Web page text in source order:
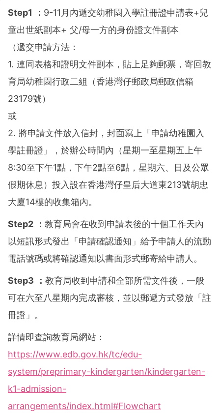
Step1 ： 9-11月內遞交幼稚園入學註冊證申請表+兒
童出世紙副本+ 父/母一方的身份證文件副本
（遞交申請方法：
1. 連同表格和證明文件副本，貼上足夠郵票，寄回教
育局幼稚園行政二組（香港灣仔郵政局郵政信箱
23179號）
或
2. 將申請文件放入信封，封面寫上「申請幼稚園入
學註冊證」，於辦公時間內（星期一至星期五上午
8:30至下午1點，下午2點至6點，星期六、日及公眾
假期休息）投入設在香港灣仔皇后大道東213號胡忠
大廈14樓的收集箱內。
Step2 ： 教育局會在收到申請表後的十個工作天內
以短訊形式發出「申請確認通知」給予申請人的流動
電話號碼或將確認通知以書面形式郵寄給申請人。
Step3 ： 教育局收到申請和全部所需文件後，一般
可在六至八星期內完成審核，並以郵遞方式發放「註
冊證」。
詳情即查詢教育局網站：
https://www.edb.gov.hk/tc/edu-
system/preprimary-kindergarten/kindergarten-
k1-admission-
arrangements/index.html#Flowchart